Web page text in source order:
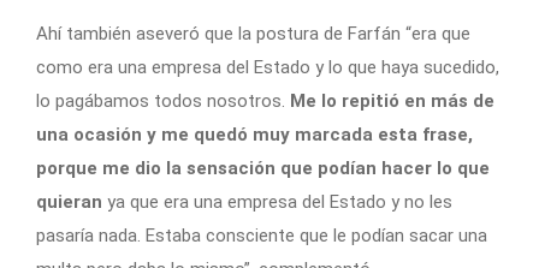
Ahí también aseveró que la postura de Farfán “era que
como era una empresa del Estado y lo que haya sucedido,
lo pagábamos todos nosotros. Me lo repitió en más de
una ocasión y me quedó muy marcada esta frase,
porque me dio la sensación que podían hacer lo que
quieran ya que era una empresa del Estado y no les
pasaría nada. Estaba consciente que le podían sacar una